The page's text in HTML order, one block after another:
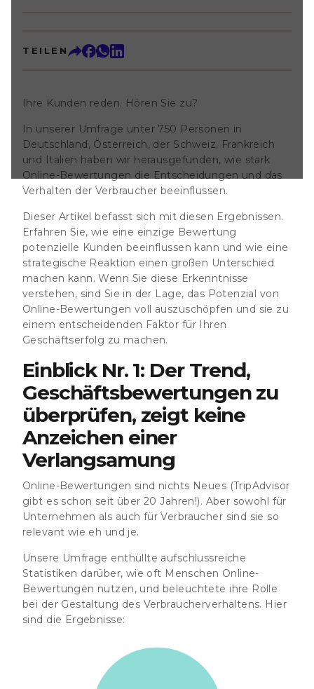
und wie eine
großen
und sie
machen.
überprüfen,
gibt es
für
wie eh
enthüllte
darüber, wie
ihre Rolle bei
TEILEN
Ihre Kunden reden. Hören Sie zu?
In unserer Umfrage unter 750 Personen in
Deutschland, Österreich, der Schweiz, Frankreich
und Italien haben wir herausgefunden, wie stark
Online-Bewertungen die Entscheidungen und das
Verhalten der Verbraucher beeinflussen.
Dieser Artikel befasst sich mit diesen Ergebnissen.
Erfahren Sie, wie eine einzige Bewertung
potenzielle Kunden beeinflussen kann und wie eine
strategische Reaktion einen großen Unterschied
machen kann. Wenn Sie diese Erkenntnisse
verstehen, sind Sie in der Lage, das Potenzial von
Online-Bewertungen voll auszuschöpfen und sie zu
einem entscheidenden Faktor für Ihren
Geschäftserfolg zu machen.
Einblick Nr. 1: Der Trend,
Geschäftsbewertungen zu
überprüfen, zeigt keine
Anzeichen einer
Verlangsamung
Online-Bewertungen sind nichts Neues (TripAdvisor
gibt es schon seit über 20 Jahren!). Aber sowohl für
Unternehmen als auch für Verbraucher sind sie so
relevant wie eh und je.
Unsere Umfrage enthüllte aufschlussreiche
Statistiken darüber, wie oft Menschen Online-
Bewertungen nutzen, und beleuchtete ihre Rolle
bei der Gestaltung des Verbraucherverhaltens. Hier
sind die Ergebnisse: